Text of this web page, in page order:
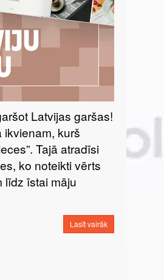
Latvijas garšas!
ikvienam, kurš
Tajā atradīsi
ko noteikti vērts
īstai māju
Lasīt vairāk